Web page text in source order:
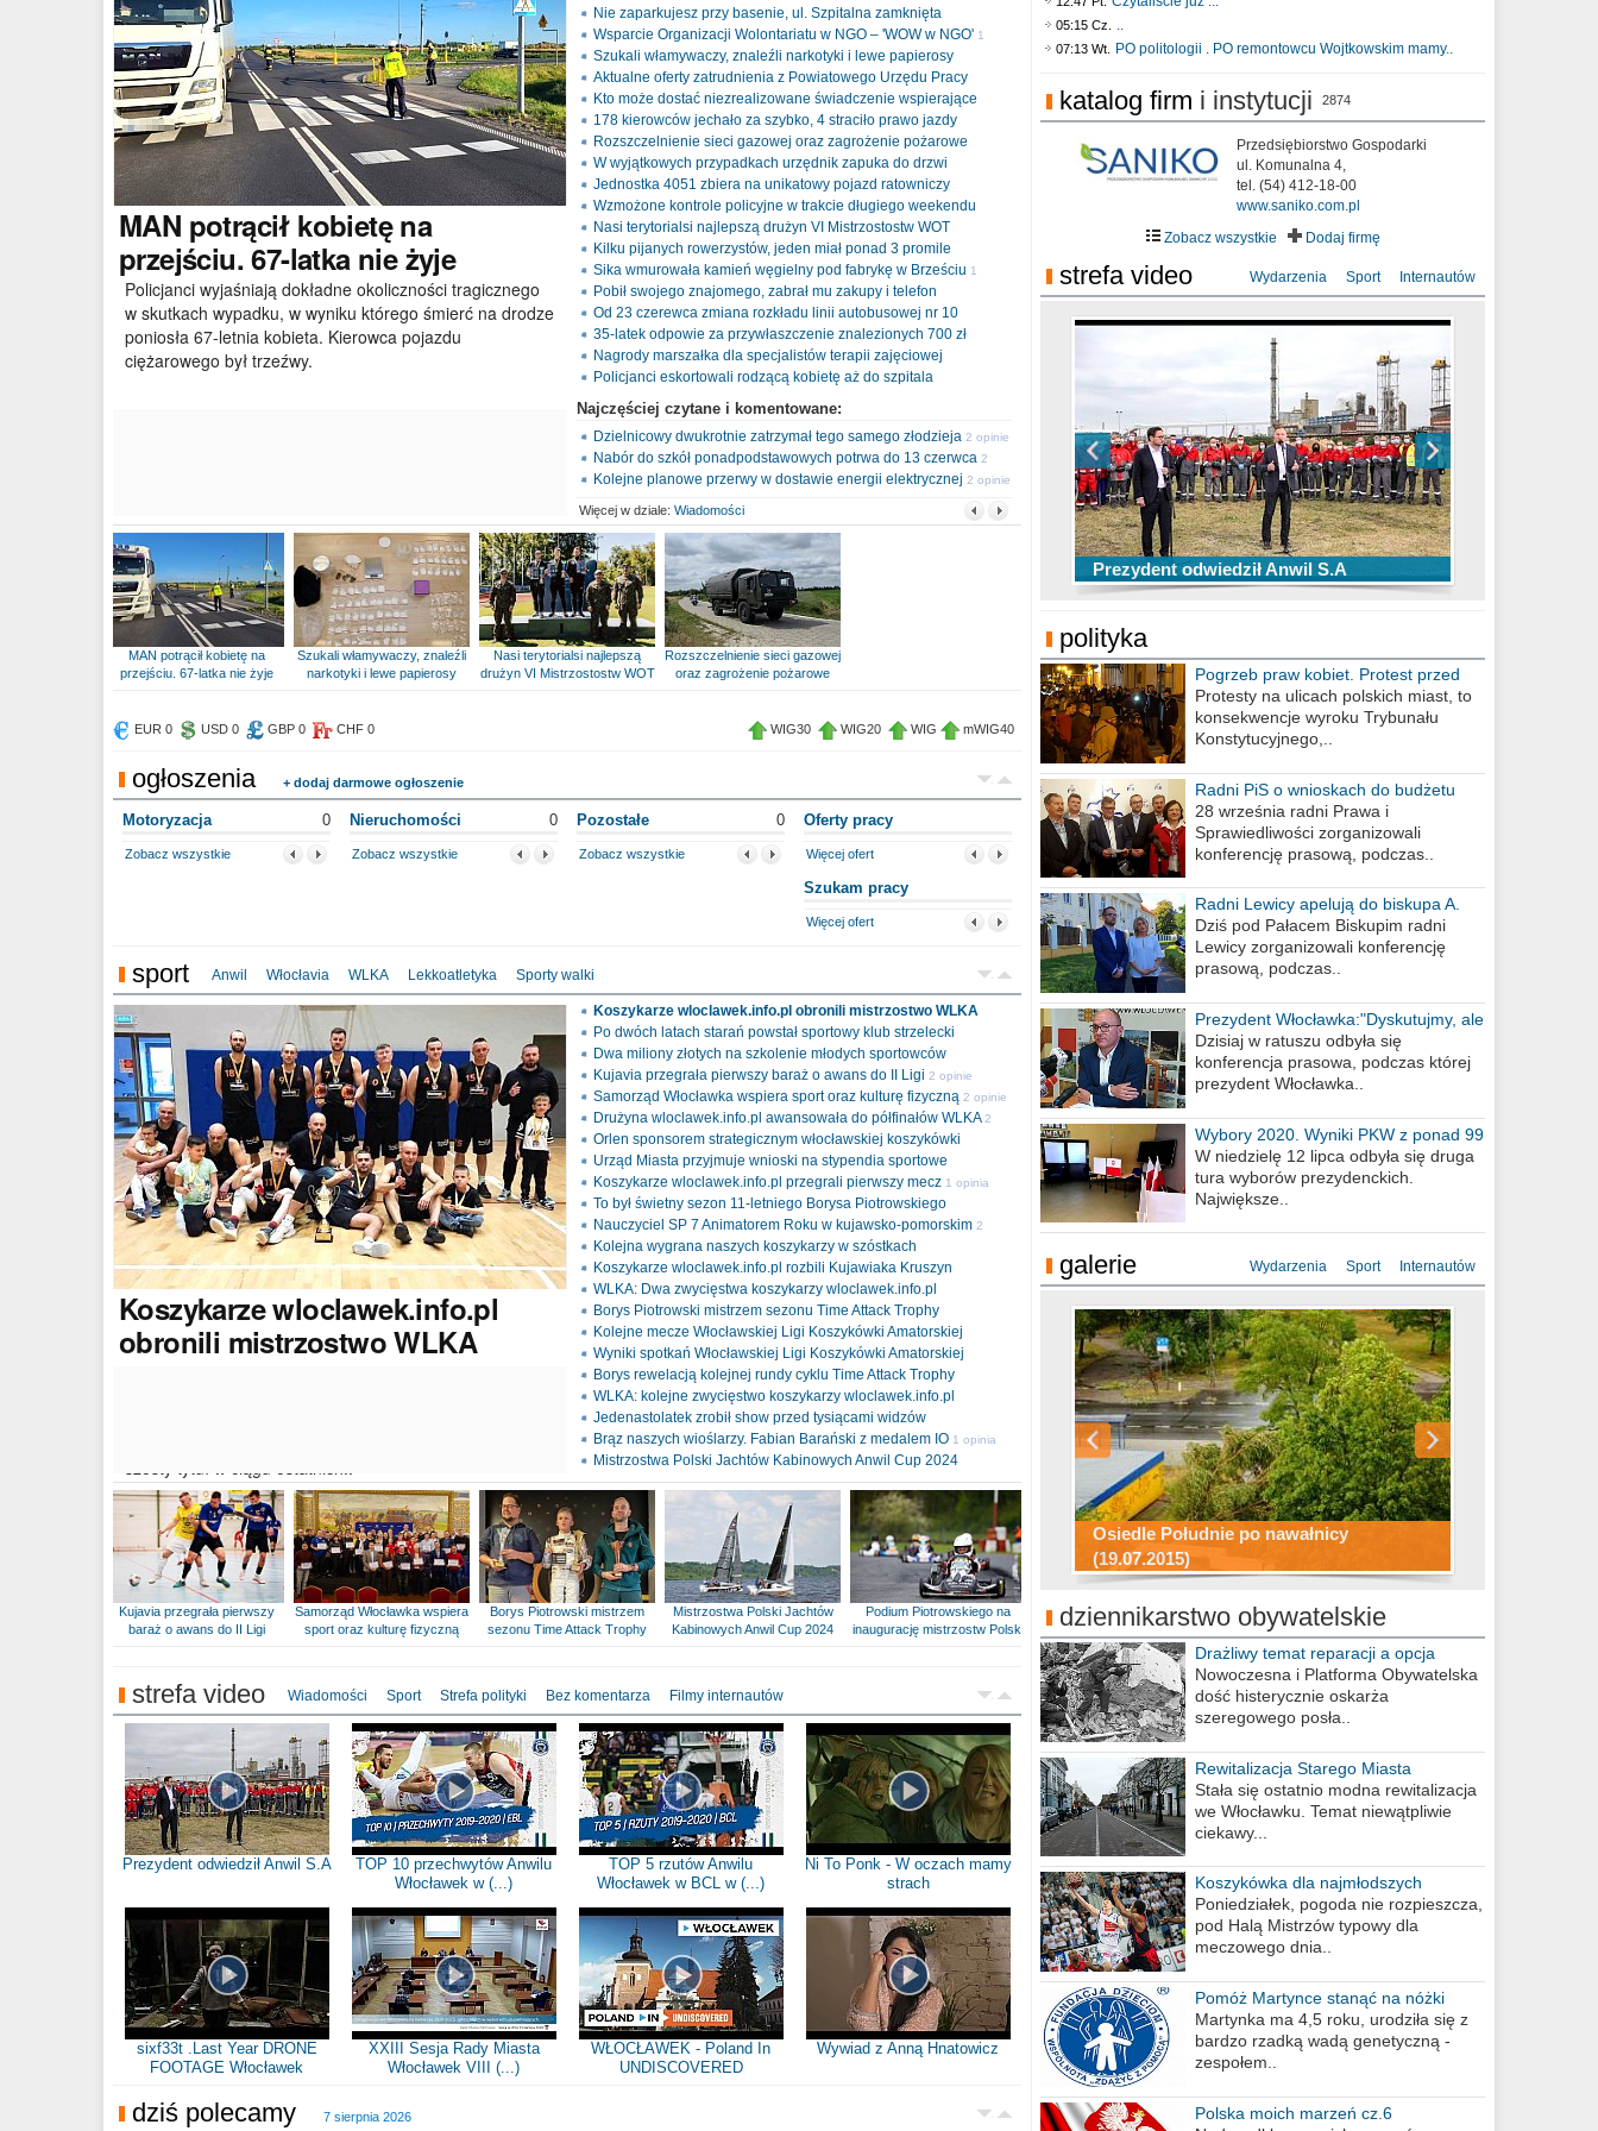
MAN potrącił kobietę na
przejściu. 67-latka nie żyje
Policjanci wyjaśniają dokładne okoliczności tragicznego
w skutkach wypadku, w wyniku którego śmierć na drodze
poniosła 67-letnia kobieta. Kierowca pojazdu
ciężarowego był trzeźwy.
Nie zaparkujesz przy basenie, ul. Szpitalna zamknięta
Wsparcie Organizacji Wolontariatu w NGO – 'WOW w NGO' 1
opinia
Szukali włamywaczy, znaleźli narkotyki i lewe papierosy
Aktualne oferty zatrudnienia z Powiatowego Urzędu Pracy
Kto może dostać niezrealizowane świadczenie wspierające
178 kierowców jechało za szybko, 4 straciło prawo jazdy
Rozszczelnienie sieci gazowej oraz zagrożenie pożarowe
W wyjątkowych przypadkach urzędnik zapuka do drzwi
Jednostka 4051 zbiera na unikatowy pojazd ratowniczy
Wzmożone kontrole policyjne w trakcie długiego weekendu
Nasi terytorialsi najlepszą drużyn VI Mistrzostostw WOT
Kilku pijanych rowerzystów, jeden miał ponad 3 promile
Sika wmurowała kamień węgielny pod fabrykę w Brześciu 1
opinia
Pobił swojego znajomego, zabrał mu zakupy i telefon
Od 23 czerewca zmiana rozkładu linii autobusowej nr 10
35-latek odpowie za przywłaszczenie znalezionych 700 zł
Nagrody marszałka dla specjalistów terapii zajęciowej
Policjanci eskortowali rodzącą kobietę aż do szpitala
Najczęściej czytane i komentowane:
Dzielnicowy dwukrotnie zatrzymał tego samego złodzieja 2 opinie
Nabór do szkół ponadpodstawowych potrwa do 13 czerwca 2
opinie
Kolejne planowe przerwy w dostawie energii elektrycznej 2 opinie
Więcej w dziale: Wiadomości
MAN potrącił kobietę na
przejściu. 67-latka nie żyje
Szukali włamywaczy, znaleźli
narkotyki i lewe papierosy
Nasi terytorialsi najlepszą
drużyn VI Mistrzostostw WOT
Rozszczelnienie sieci gazowej
oraz zagrożenie pożarowe
EUR 0 USD 0 GBP 0 CHF 0 WIG30 WIG20 WIG mWIG40
ogłoszenia + dodaj darmowe ogłoszenie
Motoryzacja 0
Zobacz wszystkie
Nieruchomości 0
Zobacz wszystkie
Pozostałe 0
Zobacz wszystkie
Oferty pracy
Więcej ofert
Szukam pracy
Więcej ofert
sport Anwil Włocłavia WLKA Lekkoatletyka Sporty walki
Koszykarzewloclawek.info.pl
obronili mistrzostwo WLKA
Koszykarze wloclawek.info.pl obronili mistrzostwo WLKA
Po dwóch latach starań powstał sportowy klub strzelecki
Dwa miliony złotych na szkolenie młodych sportowców
Kujavia przegrała pierwszy baraż o awans do II Ligi 2 opinie
Samorząd Włocławka wspiera sport oraz kulturę fizyczną 2 opinie
Drużyna wloclawek.info.pl awansowała do półfinałów WLKA 2
opinie
Orlen sponsorem strategicznym włocławskiej koszykówki
Urząd Miasta przyjmuje wnioski na stypendia sportowe
Koszykarze wloclawek.info.pl przegrali pierwszy mecz 1 opinia
To był świetny sezon 11-letniego Borysa Piotrowskiego
Nauczyciel SP 7 Animatorem Roku w kujawsko-pomorskim 2
opinie
Kolejna wygrana naszych koszykarzy w szóstkach
Koszykarze wloclawek.info.pl rozbili Kujawiaka Kruszyn
WLKA: Dwa zwycięstwa koszykarzy wloclawek.info.pl
Borys Piotrowski mistrzem sezonu Time Attack Trophy
Kolejne mecze Włocławskiej Ligi Koszykówki Amatorskiej
Wyniki spotkań Włocławskiej Ligi Koszykówki Amatorskiej
Borys rewelacją kolejnej rundy cyklu Time Attack Trophy
WLKA: kolejne zwycięstwo koszykarzy wloclawek.info.pl
Jedenastolatek zrobił show przed tysiącami widzów
Brąz naszych wioślarzy. Fabian Barański z medalem IO 1 opinia
Mistrzostwa Polski Jachtów Kabinowych Anwil Cup 2024
Kujavia przegrała pierwszy
baraż o awans do II Ligi
Samorząd Włocławka wspiera
sport oraz kulturę fizyczną
Borys Piotrowski mistrzem
sezonu Time Attack Trophy
Mistrzostwa Polski Jachtów
Kabinowych Anwil Cup 2024
Podium Piotrowskiego na
inaugurację mistrzostw Polski
strefa video Wiadomości Sport Strefa polityki Bez komentarza Filmy internautów
Prezydent odwiedził Anwil S.A
TOP 10 przechwytów Anwilu
Włocławek w (...)
TOP 5 rzutów Anwilu
Włocławek w BCL w (...)
Ni To Ponk - W oczach mamy
strach
sixf33t .Last Year DRONE
FOOTAGE Włocławek
XXIII Sesja Rady Miasta
Włocławek VIII (...)
WŁOCŁAWEK - Poland In
UNDISCOVERED
Wywiad z Anną Hnatowicz
dziś polecamy 7 sierpnia 2026
05:15 Cz. ..
07:13 Wt. PO politologii . PO remontowcu Wojtkowskim mamy..
katalog firm i instytucji 2874
Przedsiębiorstwo Gospodarki
ul. Komunalna 4,
tel. (54) 412-18-00
www.saniko.com.pl
Zobacz wszystkie
Dodaj firmę
strefa video Wydarzenia Sport Internautów
Prezydent odwiedził Anwil S.A
TOP 10 przechwytów Anwilu Włocławek
w EBL w sezonie 2019/2020
TOP 5 rzutów Anwilu Włocławek w BCL
w sezonie 2019/2020
Ni To Ponk - W oczach mamy strach
sixf33t .Last Year DRONE FOOTAGE
Włocławek
XXIII Sesja Rady Miasta Włocławek VIII
kadencji w dniu 09.06.2020 r.
polityka
Pogrzeb praw kobiet. Protest przed
biurem poselskim PiS
Protesty na ulicach polskich miast, to
konsekwencje wyroku Trybunału
Konstytucyjnego,..
Radni PiS o wnioskach do budżetu
miasta na 2021 rok
28 września radni Prawa i
Sprawiedliwości zorganizowali
konferencję prasową, podczas..
Radni Lewicy apelują do biskupa A.
Wiesława Meringa
Dziś pod Pałacem Biskupim radni
Lewicy zorganizowali konferencję
prasową, podczas..
Prezydent Włocławka:"Dyskutujmy, ale
nie obrażajmy się”
Dzisiaj w ratuszu odbyła się
konferencja prasowa, podczas której
prezydent Włocławka..
Wybory 2020. Wyniki PKW z ponad 99
procent obwodów
W niedzielę 12 lipca odbyła się druga
tura wyborów prezydenckich.
Największe..
galerie Wydarzenia Sport Internautów
Osiedle Południe po nawałnicy
(19.07.2015)
Wizytówka Włocławka
polowanie wigilijne 2014
Miasto kładzie się do snu .
Konkurs fotograficzny "Co to za
miejsca"
Ścieżka rowerowa w naszym mieście
dziennikarstwo obywatelskie
Drażliwy temat reparacji a opcja
berlińska
Nowoczesna i Platforma Obywatelska
dość histerycznie oskarża
szeregowego posła..
Rewitalizacja Starego Miasta
Stała się ostatnio modna rewitalizacja
we Włocławku. Temat niewątpliwie
ciekawy...
Koszykówka dla najmłodszych
Poniedziałek, pogoda nie rozpieszcza,
pod Halą Mistrzów typowy dla
meczowego dnia..
Pomóż Martynce stanąć na nóżki
Martynka ma 4,5 roku, urodziła się z
bardzo rzadką wadą genetyczną -
zespołem..
Polska moich marzeń cz.6